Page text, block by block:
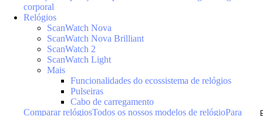
corporal
Relógios
ScanWatch Nova
ScanWatch Nova Brilliant
ScanWatch 2
ScanWatch Light
Mais
Funcionalidades do ecossistema de relógios
Pulseiras
Cabo de carregamento
Comparar relógiosTodos os nossos modelos de relógioPara